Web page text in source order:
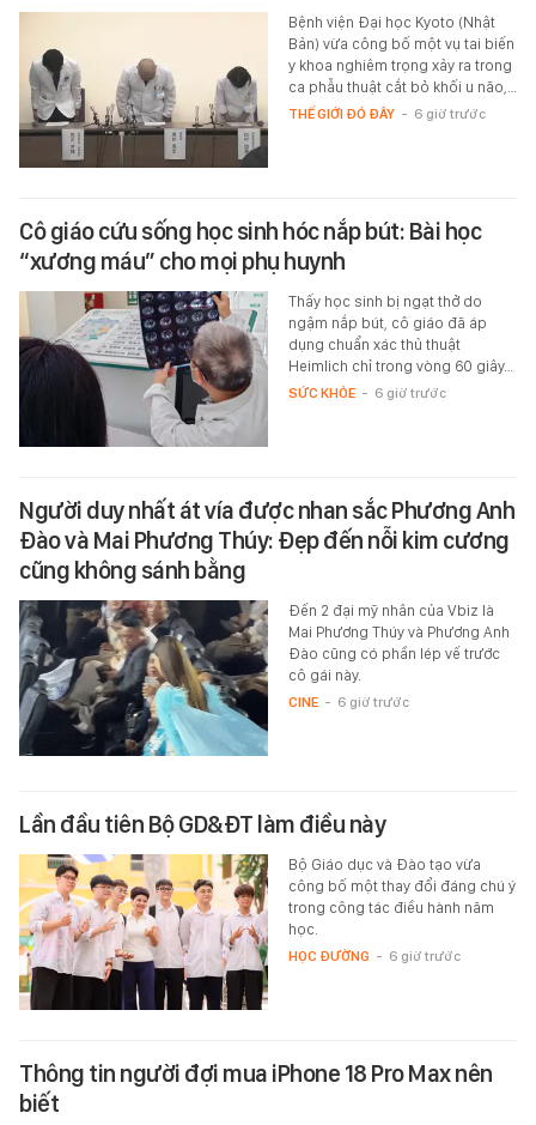
Bệnh viện Đại học Kyoto (Nhật
Bản) vừa công bố một vụ tai biến
y khoa nghiêm trọng xảy ra trong
ca phẫu thuật cắt bỏ khối u não,…
THẾ GIỚI ĐÓ ĐÂY - 6 giờ trước
Cô giáo cứu sống học sinh hóc nắp bút: Bài học
“xương máu” cho mọi phụ huynh
Thấy học sinh bị ngạt thở do
ngậm nắp bút, cô giáo đã áp
dụng chuẩn xác thủ thuật
Heimlich chỉ trong vòng 60 giây…
SỨC KHỎE - 6 giờ trước
Người duy nhất át vía được nhan sắc Phương Anh
Đào và Mai Phương Thúy: Đẹp đến nỗi kim cương
cũng không sánh bằng
Đến 2 đại mỹ nhân của Vbiz là
Mai Phương Thúy và Phương Anh
Đào cũng có phần lép vế trước
cô gái này.
CINE - 6 giờ trước
Lần đầu tiên Bộ GD&ĐT làm điều này
Bộ Giáo dục và Đào tạo vừa
công bố một thay đổi đáng chú ý
trong công tác điều hành năm
học.
HỌC ĐƯỜNG - 6 giờ trước
Thông tin người đợi mua iPhone 18 Pro Max nên
biết